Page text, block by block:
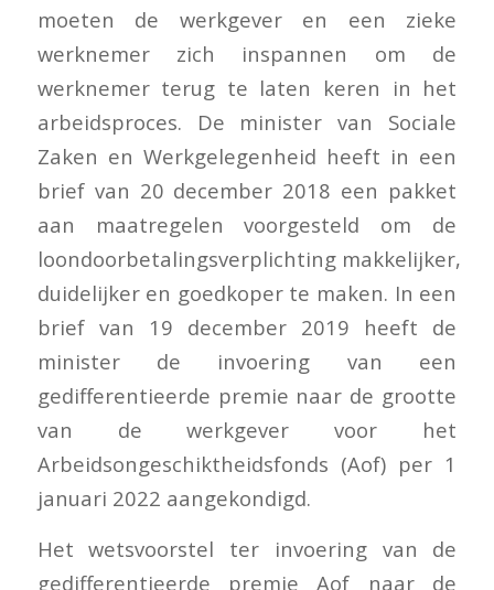
moeten de werkgever en een zieke
werknemer zich inspannen om de
werknemer terug te laten keren in het
arbeidsproces. De minister van Sociale
Zaken en Werkgelegenheid heeft in een
brief van 20 december 2018 een pakket
aan maatregelen voorgesteld om de
loondoorbetalingsverplichting makkelijker,
duidelijker en goedkoper te maken. In een
brief van 19 december 2019 heeft de
minister de invoering van een
gedifferentieerde premie naar de grootte
van de werkgever voor het
Arbeidsongeschiktheidsfonds (Aof) per 1
januari 2022 aangekondigd.
Het wetsvoorstel ter invoering van de
gedifferentieerde premie Aof naar de